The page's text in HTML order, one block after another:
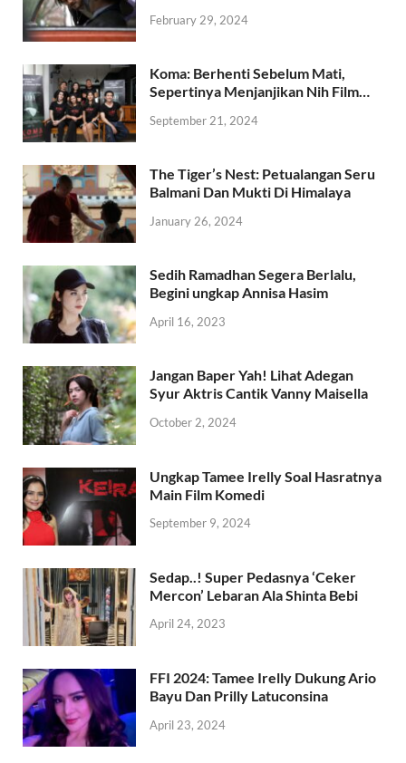
February 29, 2024
Koma: Berhenti Sebelum Mati,
Sepertinya Menjanjikan Nih Film…
September 21, 2024
The Tiger’s Nest: Petualangan Seru
Balmani Dan Mukti Di Himalaya
January 26, 2024
Sedih Ramadhan Segera Berlalu,
Begini ungkap Annisa Hasim
April 16, 2023
Jangan Baper Yah! Lihat Adegan
Syur Aktris Cantik Vanny Maisella
October 2, 2024
Ungkap Tamee Irelly Soal Hasratnya
Main Film Komedi
September 9, 2024
Sedap..! Super Pedasnya ‘Ceker
Mercon’ Lebaran Ala Shinta Bebi
April 24, 2023
FFI 2024: Tamee Irelly Dukung Ario
Bayu Dan Prilly Latuconsina
April 23, 2024